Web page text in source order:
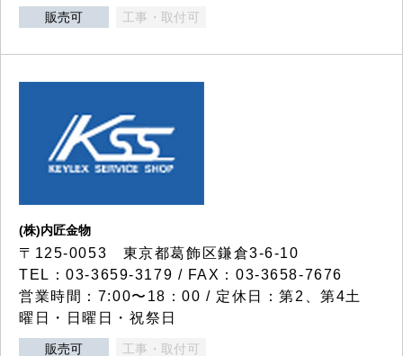
販売可 工事・取付可
(株)内匠金物
〒125-0053 東京都葛飾区鎌倉3-6-10
TEL：03-3659-3179 / FAX：03-3658-7676
営業時間：7:00〜18：00 / 定休日：第2、第4土
曜日・日曜日・祝祭日
販売可 工事・取付可